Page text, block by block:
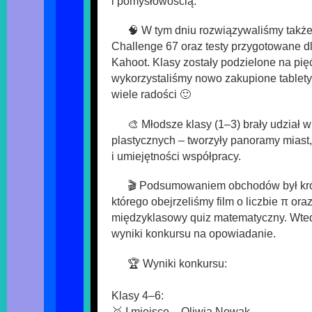
🧠 W tym dniu rozwiązywaliśmy
Challenge 67 oraz testy przygotowane
Kahoot. Klasy zostały podzielone na
wykorzystaliśmy nowo zakupione
wiele radości 🙂
🎨 Młodsze klasy (1–3) brały udział
plastycznych – tworzyły panoramy
i umiejętności współpracy.
🎬 Podsumowaniem obchodów był
którego obejrzeliśmy film o liczbie π
międzyklasowy quiz matematyczny.
wyniki konkursu na opowiadanie.
🏆 Wyniki konkursu:
Klasy 4–6: